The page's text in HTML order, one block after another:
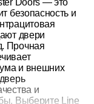
Doors — это
безопасность и
двери
Прочная
и внешних
и
Выберите Line